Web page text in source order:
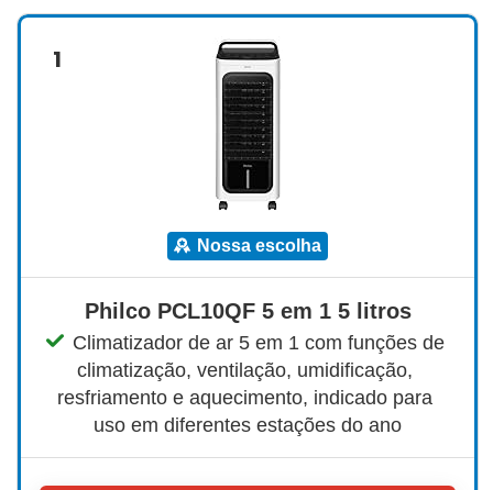
1
nossa escolha
Philco PCL10QF 5 em 1 5 litros
Climatizador de ar 5 em 1 com funções de
climatização, ventilação, umidificação,
resfriamento e aquecimento, indicado para
uso em diferentes estações do ano